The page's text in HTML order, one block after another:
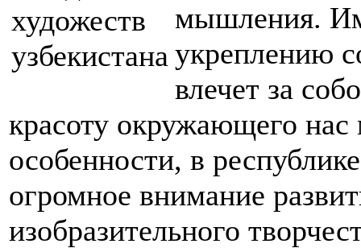
мышления.
укреплению
влечет за
красоту окружающего
особенности, в
огромное внимание
изобразительного